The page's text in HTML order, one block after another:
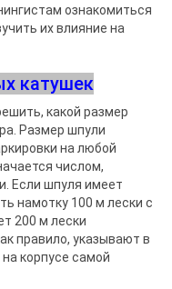
ознакомиться
их влияние на
катушек
какой размер
Размер шпули
на любой
числом,
Если шпуля имеет
намотку 100 м лески с
200 м лески
правило, указывают в
корпусе самой